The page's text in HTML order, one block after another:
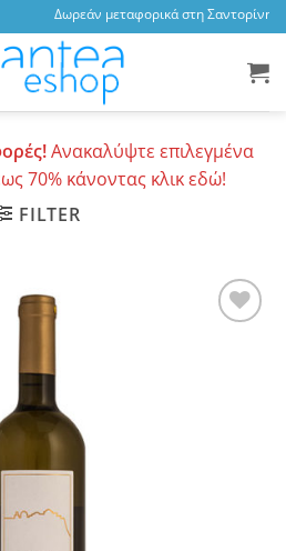
Δωρεάν μεταφορικά στη Σαντορίνη,
Ανακαλύψτε επιλεγμένα
70% κάνοντας κλικ εδώ!
FILTER